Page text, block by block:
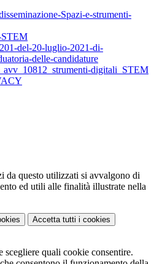
Spazi-e-strumenti-
STEM
del-20-luglio-2021-di-
delle-candidature
digitali_STEM
da questo utilizzati si avvalgono di
ed utili alle finalità illustrate nella
Accetta tutti i cookies
scegliere quali cookie consentire.